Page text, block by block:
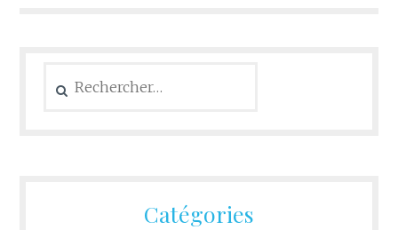
Catégories